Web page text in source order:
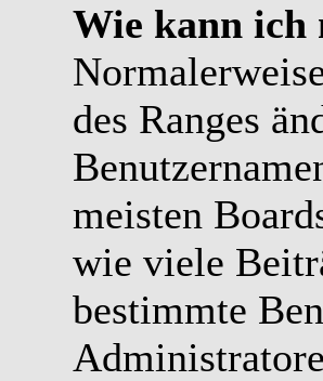
Wie kann ich
des Ranges
meisten
wie viele
bestimmte